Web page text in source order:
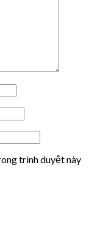
trình duyệt này